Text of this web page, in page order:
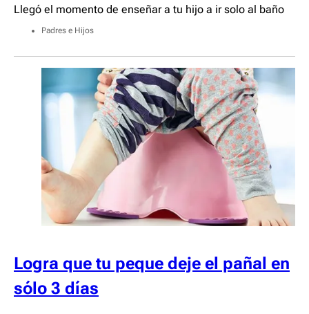
Llegó el momento de enseñar a tu hijo a ir solo al baño
Padres e Hijos
Logra que tu peque deje el pañal en
sólo 3 días